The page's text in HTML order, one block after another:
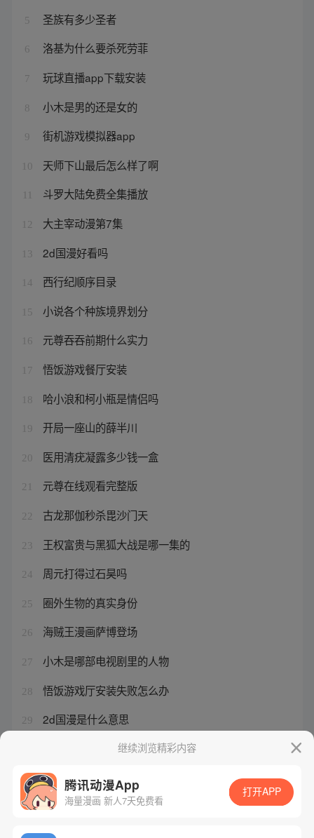
5 圣族有多少圣者
6 洛基为什么要杀死劳菲
7 玩球直播app下载安装
8 小木是男的还是女的
9 街机游戏模拟器app
10 天师下山最后怎么样了啊
斗罗大陆免费全集播放
12 大主宰动漫第7集
13 2d国漫好看吗
14 西行纪顺序目录
15 小说各个种族境界划分
16 元尊吞吞前期什么实力
17 悟饭游戏餐厅安装
18 哈小浪和柯小瓶是情侣吗
19 开局一座山的薛半川
20 医用清疣凝露多少钱一盒
21 元尊在线观看完整版
22 古龙那伽秒杀毘沙门天
23 王权富贵与黑狐大战是哪一集的
24 周元打得过石昊吗
25 圈外生物的真实身份
26 海贼王漫画萨博登场
27 小木是哪部电视剧里的人物
28 悟饭游戏厅安装失败怎么办
29 2d国漫是什么意思
西行纪漫画有几部评论继续浏览精彩内容
腾讯动漫App
海量漫画 新人7天免费看
打开APP